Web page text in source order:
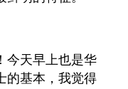
今天早上也是华
的基本，我觉得